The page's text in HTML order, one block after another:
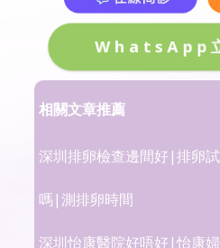
WhatsApp
相關文章推薦
深圳排卵檢查邊間好|排卵
嗎|測排卵時間
深圳怡康醫院好唔好|怡康